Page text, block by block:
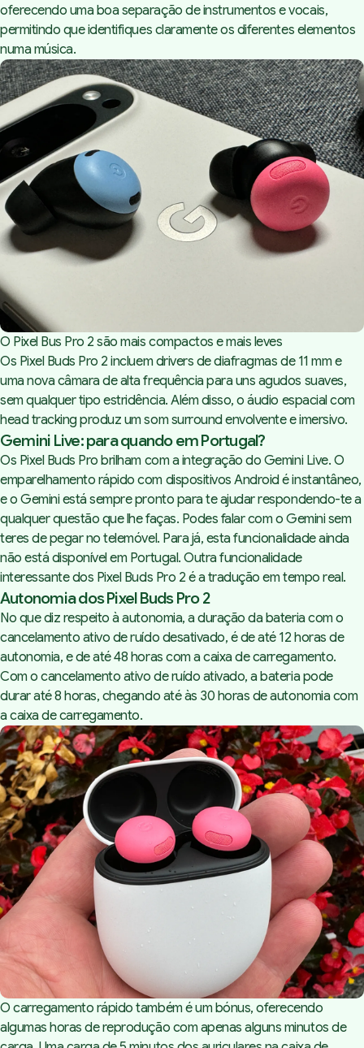
oferecendo uma boa separação de instrumentos e vocais,
permitindo que identifiques claramente os diferentes elementos
numa música.
O Pixel Bus Pro 2 são mais compactos e mais leves
Os Pixel Buds Pro 2 incluem drivers de diafragmas de 11 mm e
uma nova câmara de alta frequência para uns agudos suaves,
sem qualquer tipo estridência. Além disso, o áudio espacial com
head trackingproduz um somsurroundenvolvente e imersivo.
Gemini Live: para quando em Portugal?
Os Pixel Buds Pro brilham com a integração do Gemini Live. O
emparelhamento rápido com dispositivos Android é instantâneo,
e o Gemini está sempre pronto para te ajudar respondendo-te a
qualquer questão que lhe faças. Podes falar com o Gemini sem
teres de pegar no telemóvel. Para já, esta funcionalidade ainda
não está disponível em Portugal. Outra funcionalidade
interessante dos Pixel Buds Pro 2 é a tradução em tempo real.
Autonomia dos Pixel Buds Pro 2
No que diz respeito à autonomia, a duração da bateria com o
cancelamento ativo de ruído desativado, é de até 12 horas de
autonomia, e de até 48 horas com a caixa de carregamento.
Com o cancelamento ativo de ruído ativado, a bateria pode
durar até 8 horas, chegando até às 30 horas de autonomia com
a caixa de carregamento.
O carregamento rápido também é um bónus, oferecendo
algumas horas de reprodução com apenas alguns minutos de